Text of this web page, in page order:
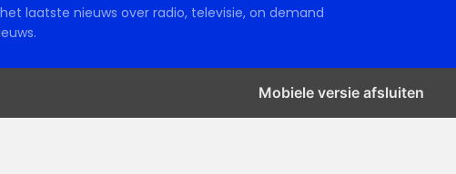
laatste nieuws over radio, televisie, on demand
Mobiele versie afsluiten